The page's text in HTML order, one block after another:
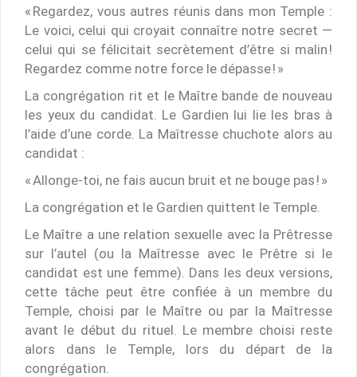
« Regardez, vous autres réunis dans mon Temple :
Le voici, celui qui croyait connaître notre secret —
celui qui se félicitait secrètement d’être si malin !
Regardez comme notre force le dépasse ! »
La congrégation rit et le Maître bande de nouveau
les yeux du candidat. Le Gardien lui lie les bras à
l’aide d’une corde. La Maîtresse chuchote alors au
candidat :
« Allonge-toi, ne fais aucun bruit et ne bouge pas ! »
La congrégation et le Gardien quittent le Temple.
Le Maître a une relation sexuelle avec la Prêtresse
sur l’autel (ou la Maîtresse avec le Prêtre si le
candidat est une femme). Dans les deux versions,
cette tâche peut être confiée à un membre du
Temple, choisi par le Maître ou par la Maîtresse
avant le début du rituel. Le membre choisi reste
alors dans le Temple, lors du départ de la
congrégation.